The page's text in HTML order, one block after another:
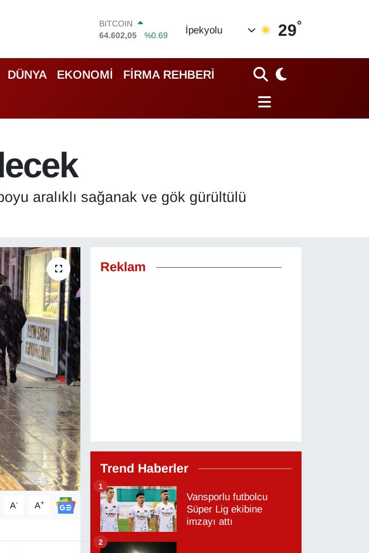
DOLAR
47,5986
%0.06
55,0700
%0.1
STERLİN
64,2438
%0.21
BİST100
İpekyolu 29°
DÜNYA EKONOMİ FİRMA REHBERİ
aralıklı sağanak ve gök gürültülü
A- A+
Reklam
Trend Haberler
Vansporlu futbolcu
Süper Lig ekibine
imzayı attı
1
2